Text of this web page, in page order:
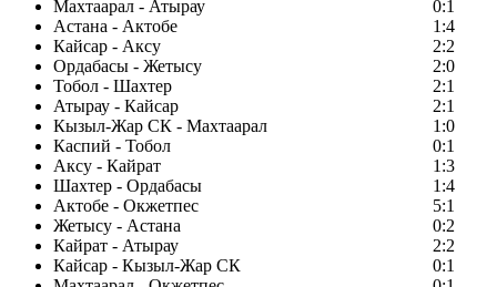
Махтаарал - Атырау
0:1
Астана - Актобе
1:4
Кайсар - Аксу
2:2
Ордабасы - Жетысу
2:0
Тобол - Шахтер
2:1
Атырау - Кайсар
2:1
Кызыл-Жар СК - Махтаарал
1:0
Каспий - Тобол
0:1
Аксу - Кайрат
1:3
Шахтер - Ордабасы
1:4
Актобе - Окжетпес
5:1
Жетысу - Астана
0:2
Кайрат - Атырау
2:2
Кайсар - Кызыл-Жар СК
0:1